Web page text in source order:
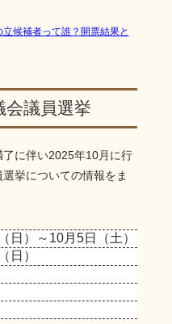
候補者って誰？開票結果と
会議員選挙
に伴い2025年10月に行
挙についての情報をま
日）～10月5日（土）
日）